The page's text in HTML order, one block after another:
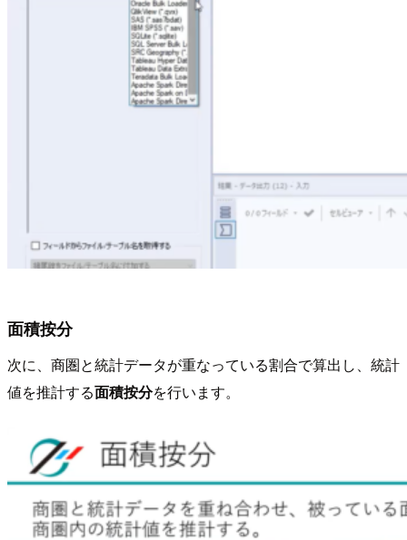
面積按分
次に、商圏と統計データが重なっている割合で算出し、統計
値を推計する面積按分を行います。